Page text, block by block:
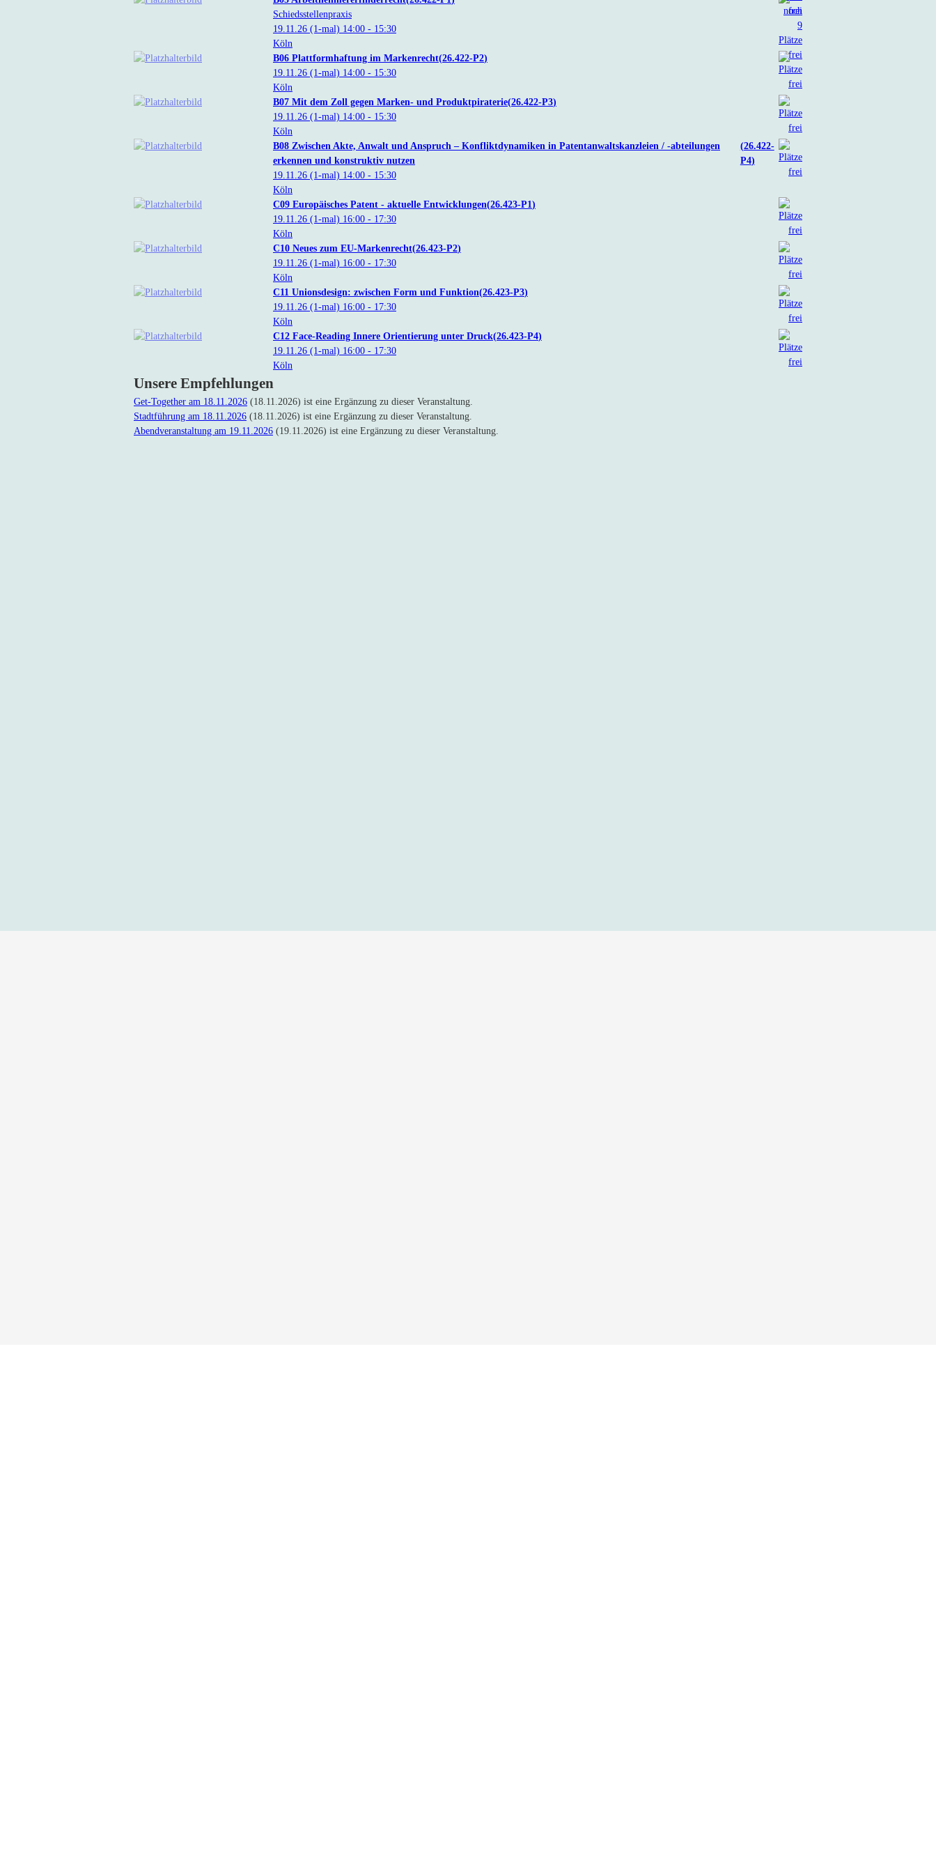
Schiedsstellenpraxis
19.11.26 (1-mal) 14:00 - 15:30
Köln
B06 Plattformhaftung im Markenrecht 26.422-P2
19.11.26 (1-mal) 14:00 - 15:30
Köln
B07 Mit dem Zoll gegen Marken- und Produktpiraterie 26.422-P3
19.11.26 (1-mal) 14:00 - 15:30
Köln
B08 Zwischen Akte, Anwalt und Anspruch – Konfliktdynamiken in Patentanwaltskanzleien / -abteilungen
erkennen und konstruktiv nutzen
26.422-
P4
19.11.26 (1-mal) 14:00 - 15:30
Köln
C09 Europäisches Patent - aktuelle Entwicklungen 26.423-P1
19.11.26 (1-mal) 16:00 - 17:30
Köln
C10 Neues zum EU-Markenrecht 26.423-P2
19.11.26 (1-mal) 16:00 - 17:30
Köln
C11 Unionsdesign: zwischen Form und Funktion 26.423-P3
19.11.26 (1-mal) 16:00 - 17:30
Köln
C12 Face-Reading Innere Orientierung unter Druck 26.423-P4
19.11.26 (1-mal) 16:00 - 17:30
Köln
Unsere Empfehlungen
Get-Together am 18.11.2026 (18.11.2026) ist eine Ergänzung zu dieser Veranstaltung.
Stadtführung am 18.11.2026 (18.11.2026) ist eine Ergänzung zu dieser Veranstaltung.
Abendveranstaltung am 19.11.2026 (19.11.2026) ist eine Ergänzung zu dieser Veranstaltung.